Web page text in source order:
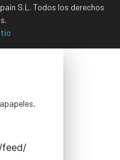
S.L. Todos los derechos